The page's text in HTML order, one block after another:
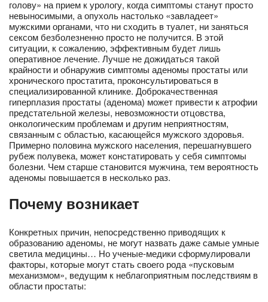
голову» на прием к урологу, когда симптомы станут просто
невыносимыми, а опухоль настолько «завладеет»
мужскими органами, что ни сходить в туалет, ни заняться
сексом безболезненно просто не получится. В этой
ситуации, к сожалению, эффективным будет лишь
оперативное лечение. Лучше не дожидаться такой
крайности и обнаружив симптомы аденомы простаты или
хронического простатита, проконсультироваться в
специализированной клинике. Доброкачественная
гиперплазия простаты (аденома) может привести к атрофии
предстательной железы, невозможности отцовства,
онкологическим проблемам и другим неприятностям,
связанным с областью, касающейся мужского здоровья.
Примерно половина мужского населения, перешагнувшего
рубеж полувека, может констатировать у себя симптомы
болезни. Чем старше становится мужчина, тем вероятность
аденомы повышается в несколько раз.
Почему возникает
Конкретных причин, непосредственно приводящих к
образованию аденомы, не могут назвать даже самые умные
светила медицины… Но ученые-медики сформулировали
факторы, которые могут стать своего рода «пусковым
механизмом», ведущим к неблагоприятным последствиям в
области простаты: